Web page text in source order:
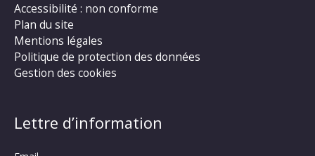
Accessibilité : non conforme
Plan du site
Mentions légales
Politique de protection des données
Gestion des cookies
Lettre d’information